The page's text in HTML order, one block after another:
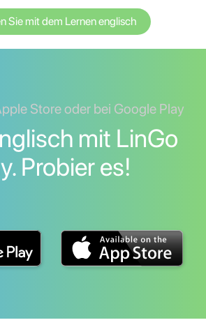
Sie mit dem Lernen englisch
Store oder bei Google Play
mit LinGo
Probier es!